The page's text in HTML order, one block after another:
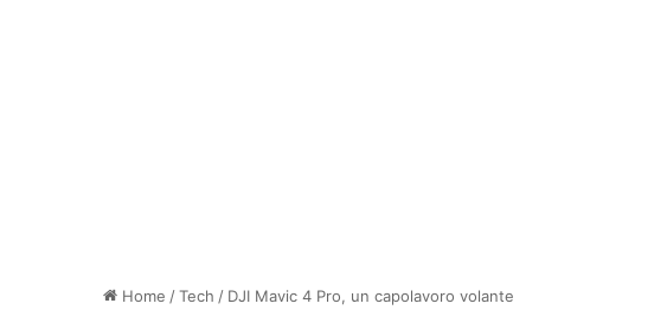
Home /Tech / DJI Mavic 4 Pro, un capolavoro volante